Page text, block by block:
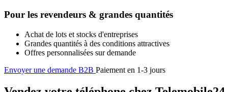
Pour les revendeurs & grandes quantités
Achat de lots et stocks d'entreprises
Grandes quantités à des conditions attractives
Offres personnalisées sur demande
Envoyer une demande B2B Paiement en 1-3 jours